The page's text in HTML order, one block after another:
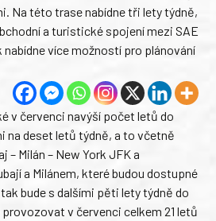
Na této trase nabídne tři lety týdně,
a turistické spojení mezi SAE
více možností pro plánování
v červenci navýší počet letů do
na deset letů týdně, a to včetně
– Milán – New York JFK a
a Milánem, které budou dostupné
bude s dalšími pěti lety týdně do
v červenci celkem 21 letů